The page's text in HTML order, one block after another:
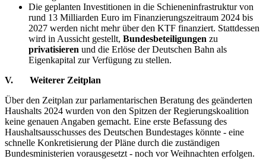
Die geplanten Investitionen in die Schieneninfrastruktur von
rund 13 Milliarden Euro im Finanzierungszeitraum 2024 bis
2027 werden nicht mehr über den KTF finanziert. Stattdessen
wird in Aussicht gestellt, Bundesbeteiligungen zu
privatisieren und die Erlöse der Deutschen Bahn als
Eigenkapital zur Verfügung zu stellen.
V. Weiterer Zeitplan
Über den Zeitplan zur parlamentarischen Beratung des geänderten
Haushalts 2024 wurden von den Spitzen der Regierungskoalition
keine genauen Angaben gemacht. Eine erste Befassung des
Haushaltsausschusses des Deutschen Bundestages könnte - eine
schnelle Konkretisierung der Pläne durch die zuständigen
Bundesministerien vorausgesetzt - noch vor Weihnachten erfolgen.